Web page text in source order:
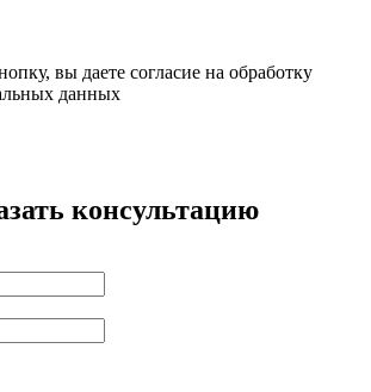
вы даете согласие на обработку
данных
консультацию